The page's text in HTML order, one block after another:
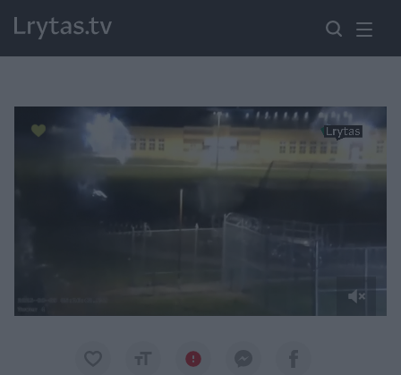
Paremkite Ukrainą